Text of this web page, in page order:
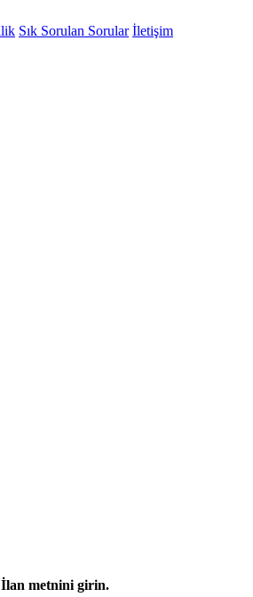
Sık Sorulan Sorular İletişim
İlan metnini girin.